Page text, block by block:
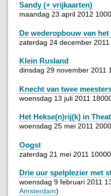
Sandy (+ vrijkaarten)
maandag 23 april 2012
De wederopbouw van
zaterdag 24 december
Klein Rusland
dinsdag 29 november 2011
Knecht van twee
woensdag 13 juli 2011
Het Hekse(n)rij(k) in
woensdag 25 mei 2011
Oogst
zaterdag 21 mei 2011
Drie uur spelplezier met
woensdag 9 februari 2011
Amsterdam)